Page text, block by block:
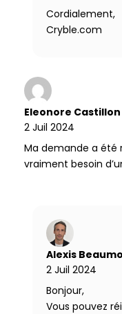
Cordialement,
Cryble.com
Eleonore Castillon
2 Juil 2024
Ma demande a été
vraiment besoin
Alexis
2 Juil 2024
Bonjour,
Vous pouvez